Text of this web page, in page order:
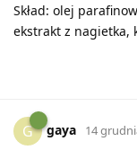
Skład: olej
ekstrakt z nagietka,
G gaya 14